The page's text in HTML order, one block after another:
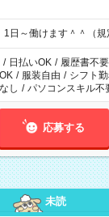
日～働けます＾＾（規
/ 日払いOK / 履歴書不要
/ 服装自由 / シフト
し / パソコンスキル不
応募する
未読